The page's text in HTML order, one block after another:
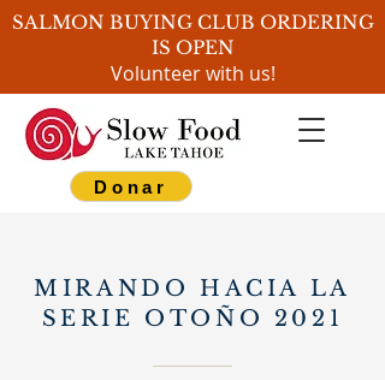
SALMON BUYING CLUB ORDERING
IS OPEN
Volunteer with us!
Donar
MIRANDO HACIA LA
SERIE OTOÑO 2021